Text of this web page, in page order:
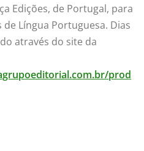
Edições, de Portugal, para
Língua Portuguesa. Dias
através do site da
prod